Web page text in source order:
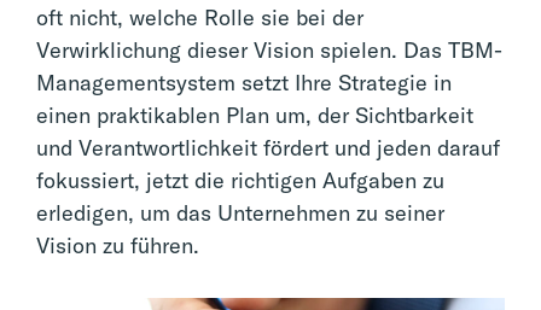
oft nicht, welche Rolle sie bei der
Verwirklichung dieser Vision spielen. Das TBM-
Managementsystem setzt Ihre Strategie in
einen praktikablen Plan um, der Sichtbarkeit
und Verantwortlichkeit fördert und jeden darauf
fokussiert, jetzt die richtigen Aufgaben zu
erledigen, um das Unternehmen zu seiner
Vision zu führen.